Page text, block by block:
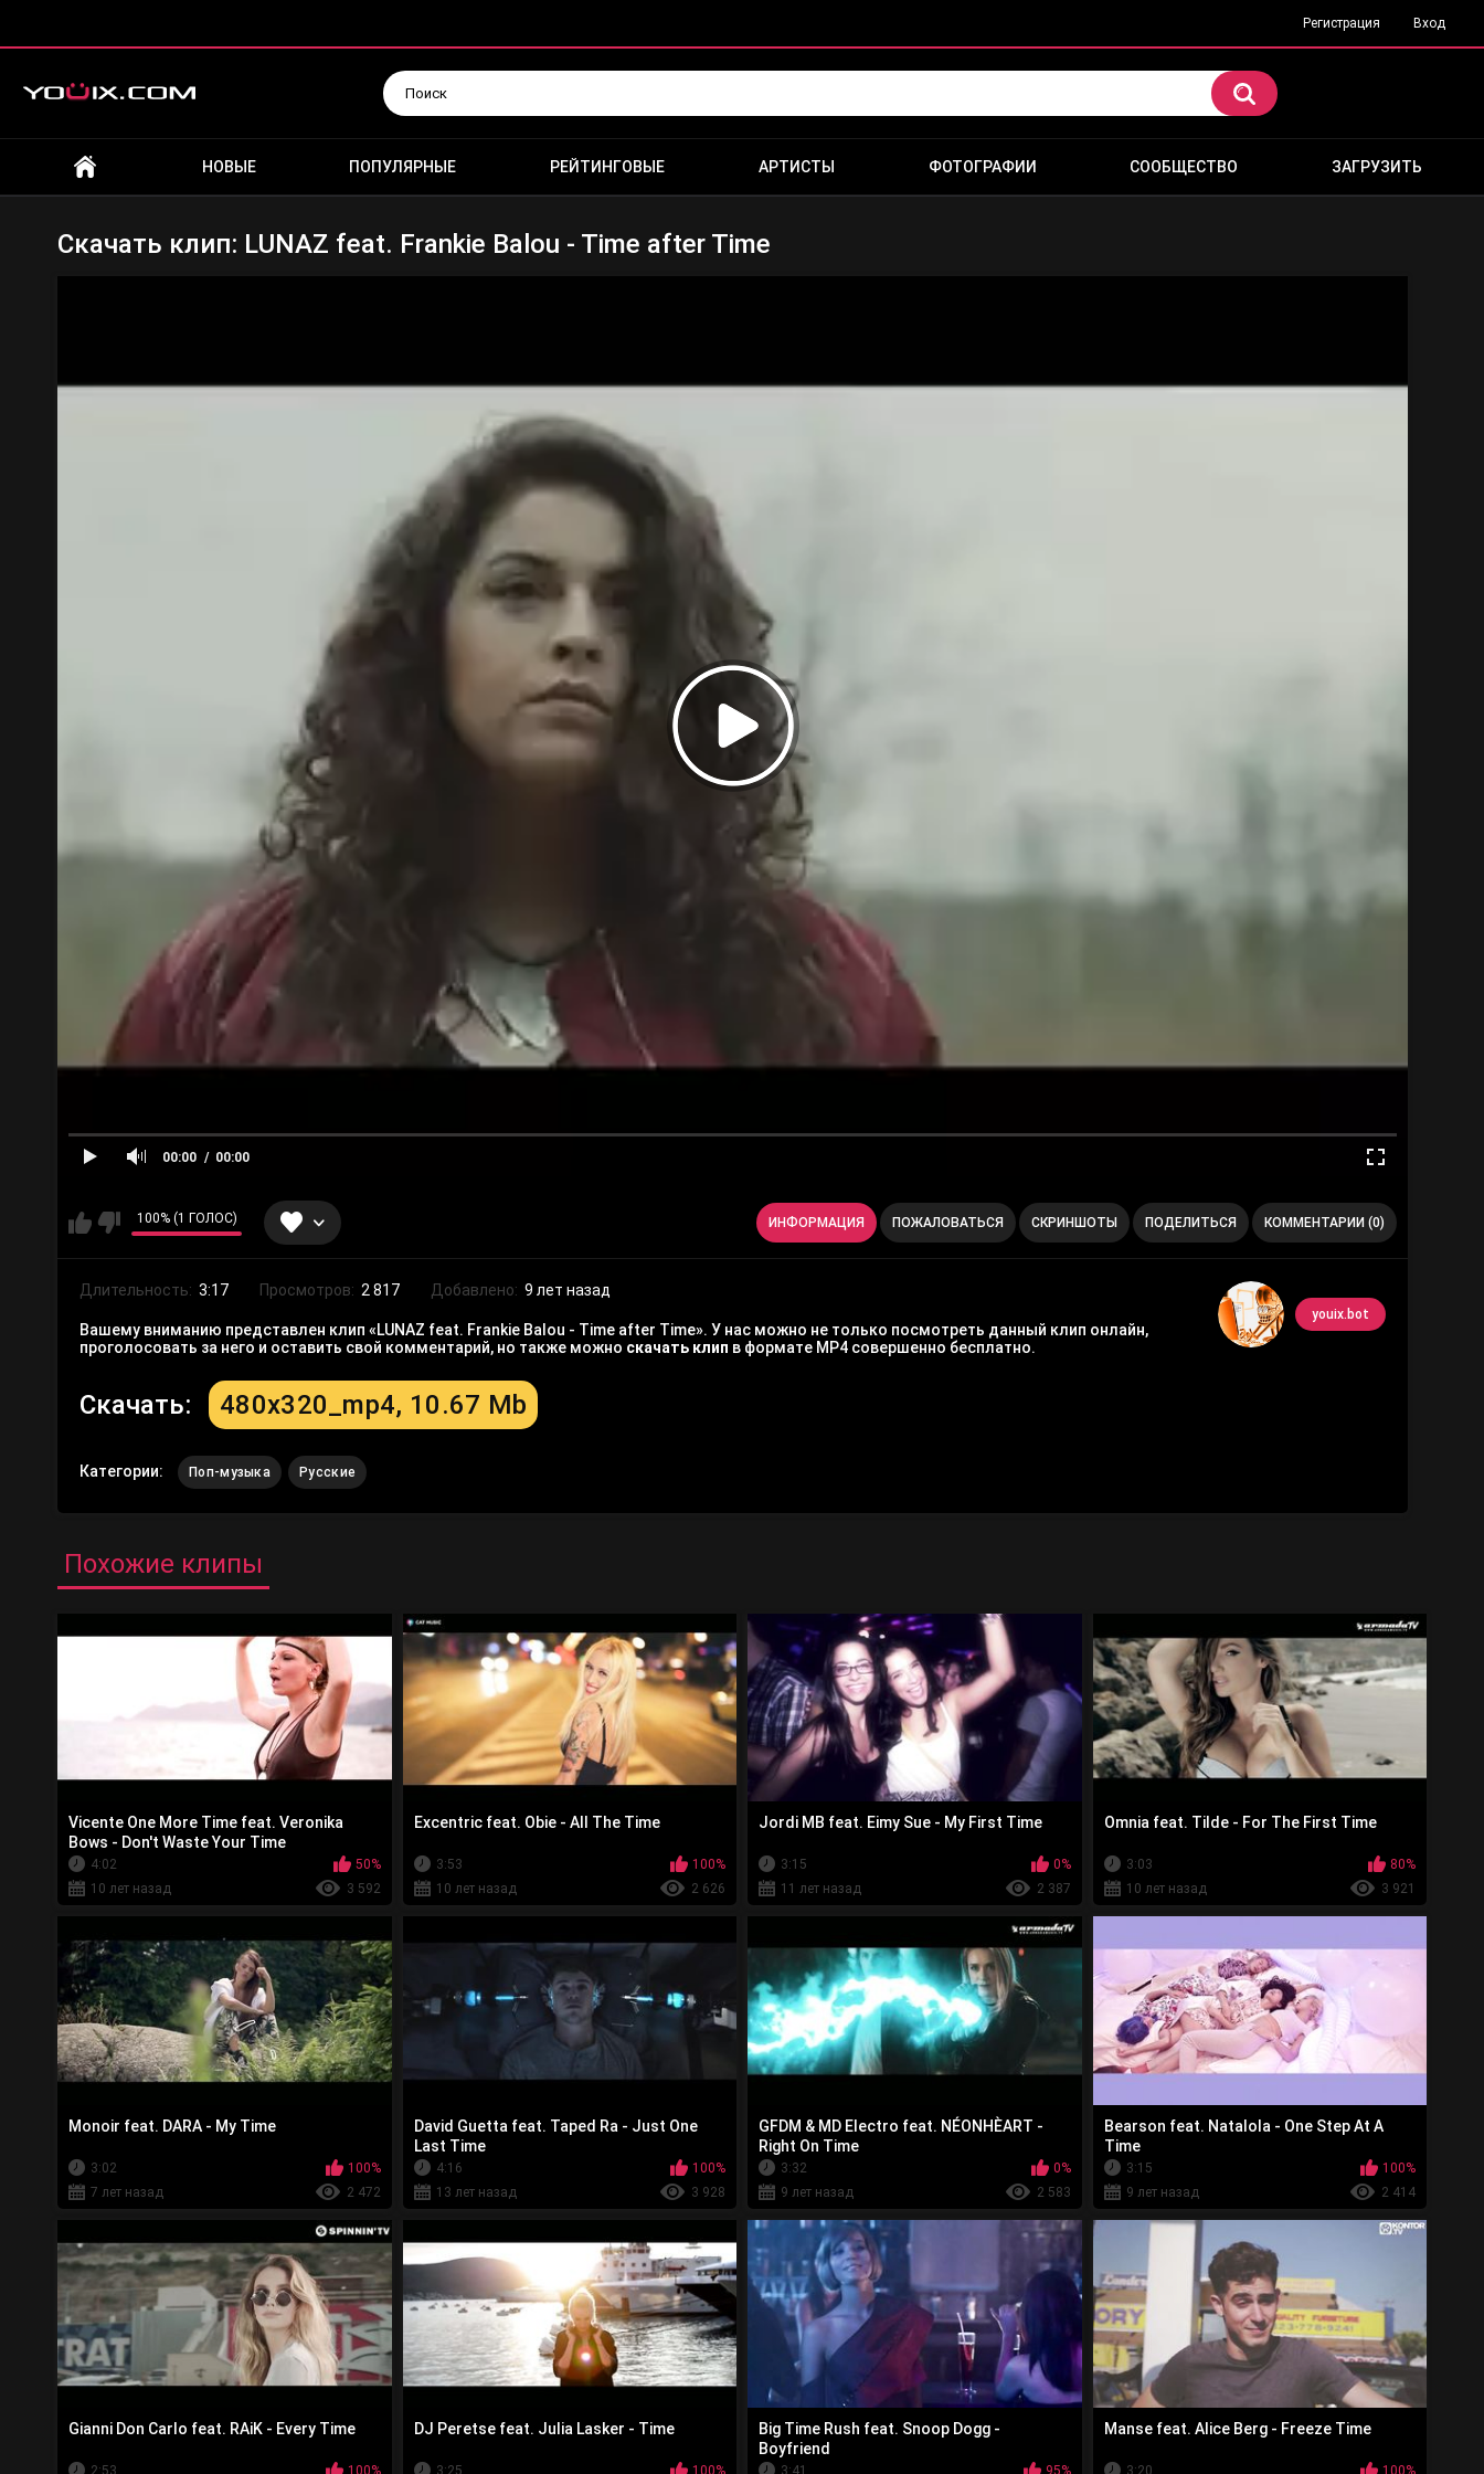
Регистрация Вход
НОВЫЕ ПОПУЛЯРНЫЕ РЕЙТИНГОВЫЕ АРТИСТЫ ФОТОГРАФИИ СООБЩЕСТВО ЗАГРУЗИТЬ
Скачать клип: LUNAZ feat. Frankie Balou - Time after Time
00:00 00:00
100% (1 ГОЛОС) ИНФОРМАЦИЯ ПОЖАЛОВАТЬСЯ СКРИНШОТЫ ПОДЕЛИТЬСЯ КОММЕНТАРИИ (0)
youix.bot
Длительность: 3:17 Просмотров: 2 817 Добавлено: 9 лет назад
Вашему вниманию представлен клип «LUNAZ feat. Frankie Balou - Time after Time». У нас можно не только посмотреть данный клип онлайн,
проголосовать за него и оставить свой комментарий, но также можно скачать клип в формате MP4 совершенно бесплатно.
Скачать: 480x320_mp4, 10.67 Mb
Категории: Поп-музыка Русские
Похожие клипы
Vicente One More Time feat. Veronika
Bows - Don't Waste Your Time
4:02
50%
10 лет назад
3 592
Excentric feat. Obie - All The Time
3:53
100%
10 лет назад
2 626
Jordi MB feat. Eimy Sue - My First Time
3:15
0%
11 лет назад
2 387
Omnia feat. Tilde - For The First Time
3:03
80%
10 лет назад
3 921
Monoir feat. DARA - My Time
3:02
100%
7 лет назад
2 472
David Guetta feat. Taped Ra - Just One
Last Time
4:16
100%
13 лет назад
3 928
GFDM & MD Electro feat. NÉONHÈART -
Right On Time
3:32
0%
9 лет назад
2 583
Bearson feat. Natalola - One Step At A
Time
3:15
100%
9 лет назад
2 414
Gianni Don Carlo feat. RAiK - Every Time
2:53 100%
DJ Peretse feat. Julia Lasker - Time
3:25 100%
Big Time Rush feat. Snoop Dogg -
Boyfriend
3:41 95%
Manse feat. Alice Berg - Freeze Time
3:20 100%